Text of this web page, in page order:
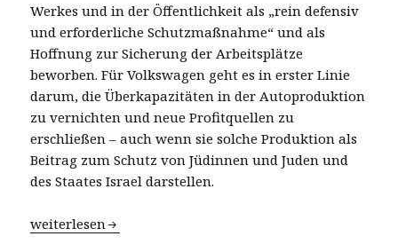
Werkes und in der Öffentlichkeit als „rein defensiv
und erforderliche Schutzmaßnahme“ und als
Hoffnung zur Sicherung der Arbeitsplätze
beworben. Für Volkswagen geht es in erster Linie
darum, die Überkapazitäten in der Autoproduktion
zu vernichten und neue Profitquellen zu
erschließen – auch wenn sie solche Produktion als
Beitrag zum Schutz von Jüdinnen und Juden und
des Staates Israel darstellen.
Volkswagen in Osnabrück – Produktion für israelische
weiterlesen